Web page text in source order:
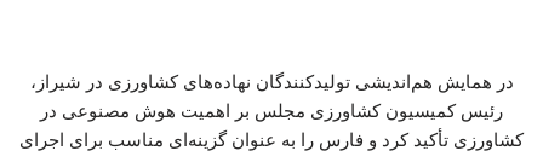
در همایش هم‌اندیشی تولیدکنندگان نهاده‌های کشاورزی در شیراز،
رئیس کمیسیون کشاورزی مجلس بر اهمیت هوش مصنوعی در
کشاورزی تأکید کرد و فارس را به عنوان گزینه‌ای مناسب برای اجرای